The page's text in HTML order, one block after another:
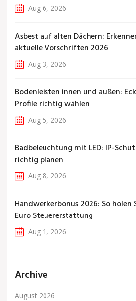
Aug 6, 2026
Asbest auf alten Dächern:
aktuelle Vorschriften 2026
Aug 3, 2026
Bodenleisten innen und außen:
Profile richtig wählen
Aug 5, 2026
Badbeleuchtung mit LED: IP-
richtig planen
Aug 8, 2026
Handwerkerbonus 2026: So holen
Euro Steuererstattung
Aug 1, 2026
Archive
August 2026